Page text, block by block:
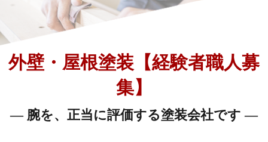
外壁・屋根塗装【経験者職人募
集】
― 腕を、正当に評価する塗装会社です ―